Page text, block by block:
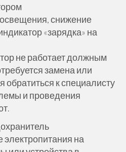
снижение
«зарядка» на
не работает должным
замена или
обратиться к специалисту
и проведения
на